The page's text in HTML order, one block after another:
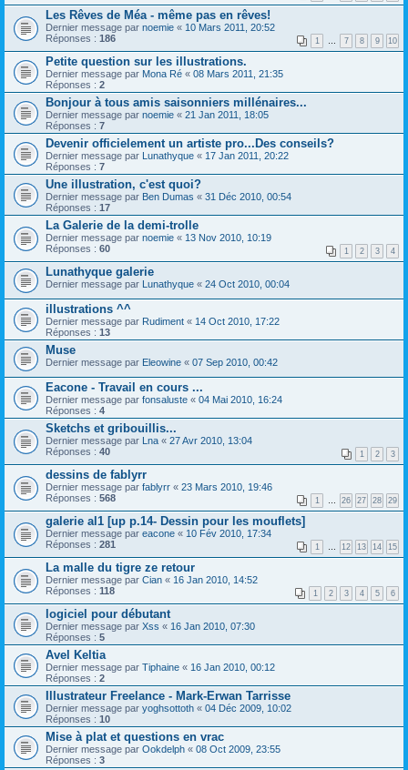
Les Rêves de Méa - même pas en rêves!
Dernier message par noemie « 10 Mars 2011, 20:52
Réponses : 186 1 … 7 8 9 10
Petite question sur les illustrations.
Dernier message par Mona Ré « 08 Mars 2011, 21:35
Réponses : 2
Bonjour à tous amis saisonniers millénaires...
Dernier message par noemie « 21 Jan 2011, 18:05
Réponses : 7
Devenir officielement un artiste pro...Des conseils?
Dernier message par Lunathyque « 17 Jan 2011, 20:22
Réponses : 7
Une illustration, c'est quoi?
Dernier message par Ben Dumas « 31 Déc 2010, 00:54
Réponses : 17
La Galerie de la demi-trolle
Dernier message par noemie « 13 Nov 2010, 10:19
Réponses : 60 1 2 3 4
Lunathyque galerie
Dernier message par Lunathyque « 24 Oct 2010, 00:04
illustrations ^^
Dernier message par Rudiment « 14 Oct 2010, 17:22
Réponses : 13
Muse
Dernier message par Eleowine « 07 Sep 2010, 00:42
Eacone - Travail en cours ...
Dernier message par fonsaluste « 04 Mai 2010, 16:24
Réponses : 4
Sketchs et gribouillis...
Dernier message par Lna « 27 Avr 2010, 13:04
Réponses : 40 1 2 3
dessins de fablyrr
Dernier message par fablyrr « 23 Mars 2010, 19:46
Réponses : 568 1 … 26 27 28 29
galerie al1 [up p.14- Dessin pour les mouflets]
Dernier message par eacone « 10 Fév 2010, 17:34
Réponses : 281 1 … 12 13 14 15
La malle du tigre ze retour
Dernier message par Cian « 16 Jan 2010, 14:52
Réponses : 118 1 2 3 4 5 6
logiciel pour débutant
Dernier message par Xss « 16 Jan 2010, 07:30
Réponses : 5
Avel Keltia
Dernier message par Tiphaine « 16 Jan 2010, 00:12
Réponses : 2
Illustrateur Freelance - Mark-Erwan Tarrisse
Dernier message par yoghsottoth « 04 Déc 2009, 10:02
Réponses : 10
Mise à plat et questions en vrac
Dernier message par Ookdelph « 08 Oct 2009, 23:55
Réponses : 3